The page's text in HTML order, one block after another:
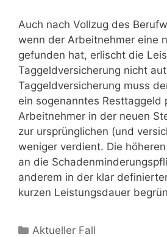
Auch nach Vollzug des
wenn der Arbeitnehmer eine
gefunden hat, erlischt die
Taggeldversicherung nicht
Taggeldversicherung muss
ein sogenanntes Resttaggeld
Arbeitnehmer in der neuen
zur ursprünglichen (und
weniger verdient. Die
an die
anderem in der klar
kurzen Leistungsdauer
Aktueller Fall